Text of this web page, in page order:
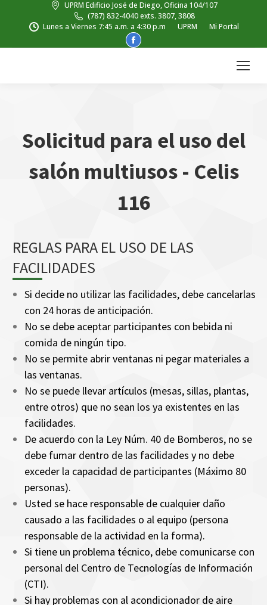
UPRM Edificio José de Diego, Oficina 104/107
(787) 832-4040 exts. 3807, 3808
Lunes a Viernes 7:45 a.m. a 4:30 p.m
UPRM Mi Portal
Facebook
Solicitud para el uso del
salón multiusos - Celis
116
REGLAS PARA EL USO DE LAS
FACILIDADES
Si decide no utilizar las facilidades, debe cancelarlas
con 24 horas de anticipación.
No se debe aceptar participantes con bebida ni
comida de ningún tipo.
No se permite abrir ventanas ni pegar materiales a
las ventanas.
No se puede llevar artículos (mesas, sillas, plantas,
entre otros) que no sean los ya existentes en las
facilidades.
De acuerdo con la Ley Núm. 40 de Bomberos, no se
debe fumar dentro de las facilidades y no debe
exceder la capacidad de participantes (Máximo 80
personas).
Usted se hace responsable de cualquier daño
causado a las facilidades o al equipo (persona
responsable de la actividad en la forma).
Si tiene un problema técnico, debe comunicarse con
personal del Centro de Tecnologías de Información
(CTI).
Si hay problemas con al acondicionador de aire